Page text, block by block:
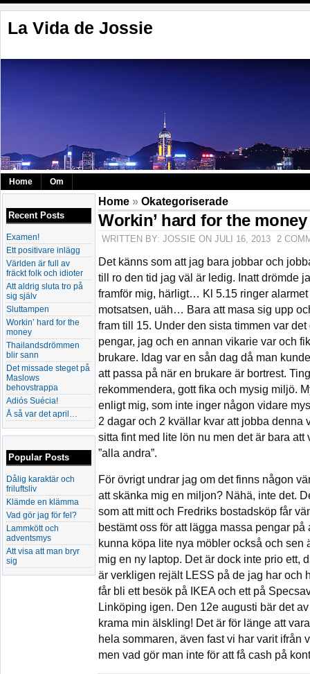
La Vida de Jossie
Home Om
Recent Posts
Examen!
Ett positivare inlägg
Världen är full av
fräckt folk och idioter
Att aldrig sluta tro på
sig själv
Sluttampen
Workin’ hard for the
money
Thailandsdrömmen
blir sann
Det missade steget på
Maslows
behovstrappa
Adiós Suécia!
Å så var det april…
Popular Posts
Dålig karaktär och
friluftsliv
Klämde en klämma
Vad gör jag för fel?
Lammkött och
adventsmys
Att visa att man bryr
sig
Home » Okategoriserade
Workin’ hard for the money
WRITTEN BY: JOSSIE ON JULI 16, 2013 2
Det känns som att jag bara jobbar och
till ro den tid jag väl är ledig. Inatt drömde
framför mig, härligt… Kl 5.15 ringer
motsatsen, uäh… Bara att masa sig upp
fram till 15. Under den sista timmen var
pengar, jag och en annan vikarie var och
brukare. Idag var en sån dag då man
att passa på när en brukare är bortrest.
rekommendera, gott fika och mysig miljö.
enligt mig, som inte inger någon vidare
2 dagar och 2 kvällar kvar att jobba denna
sitta fint med lite lön nu men det är bara
”alla andra”.
För övrigt undrar jag om det finns någon
att skänka mig en miljon? Nähä, inte det.
som att mitt och Fredriks bostadsköp får
bestämt oss för att lägga massa pengar på
kunna köpa lite nya möbler också och sen
mig en ny laptop. Det är dock inte prio ett,
är verkligen rejält LESS på de jag har och
får bli ett besök på IKEA och ett på
Linköping igen. Den 12e augusti bär det
krama min älskling! Det är för länge att
hela sommaren, även fast vi har varit ifrån
men vad gör man inte för att få cash på